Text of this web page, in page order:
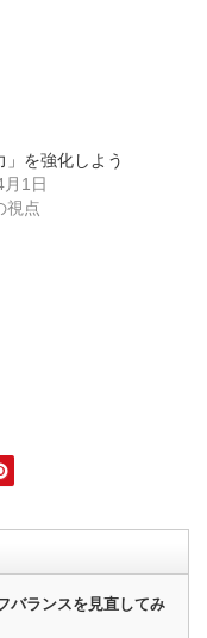
」を強化しよう
1日
視点
バランスを見直してみ